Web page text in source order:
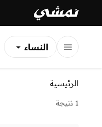
النساء
الرئيسية
1 نتيجة